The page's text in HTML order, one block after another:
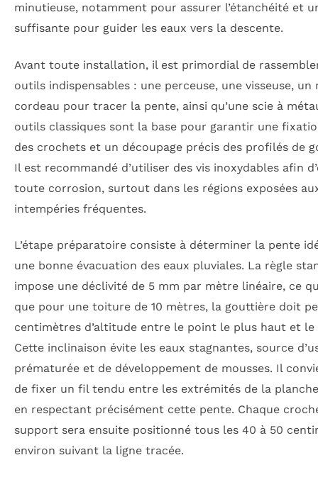
minutieuse, notamment pour assurer l’étanchéité et
suffisante pour guider les eaux vers la descente.
Avant toute installation, il est primordial de
outils indispensables : une perceuse, une visseuse, un
cordeau pour tracer la pente, ainsi qu’une scie à
outils classiques sont la base pour garantir une
des crochets et un découpage précis des profilés de
Il est recommandé d’utiliser des vis inoxydables afin
toute corrosion, surtout dans les régions exposées
intempéries fréquentes.
L’étape préparatoire consiste à déterminer la pente
une bonne évacuation des eaux pluviales. La règle
impose une déclivité de 5 mm par mètre linéaire, ce
que pour une toiture de 10 mètres, la gouttière doit
centimètres d’altitude entre le point le plus haut et le
Cette inclinaison évite les eaux stagnantes, source
prématurée et de développement de mousses. Il
de fixer un fil tendu entre les extrémités de la
en respectant précisément cette pente. Chaque
support sera ensuite positionné tous les 40 à 50
environ suivant la ligne tracée.